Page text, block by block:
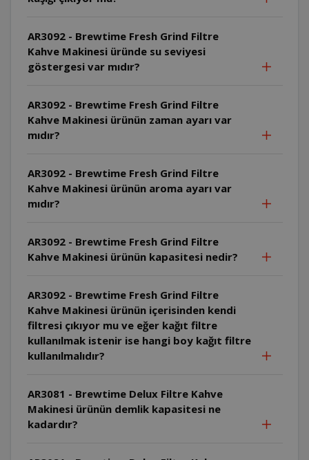
AR3092 - Brewtime Fresh Grind Filtre
Kahve Makinesi üründe su seviyesi
göstergesi var mıdır?
AR3092 - Brewtime Fresh Grind Filtre
Kahve Makinesi ürünün zaman ayarı var
mıdır?
AR3092 - Brewtime Fresh Grind Filtre
Kahve Makinesi ürünün aroma ayarı var
mıdır?
AR3092 - Brewtime Fresh Grind Filtre
Kahve Makinesi ürünün kapasitesi nedir?
AR3092 - Brewtime Fresh Grind Filtre
Kahve Makinesi ürünün içerisinden kendi
filtresi çıkıyor mu ve eğer kağıt filtre
kullanılmak istenir ise hangi boy kağıt filtre
kullanılmalıdır?
AR3081 - Brewtime Delux Filtre Kahve
Makinesi ürünün demlik kapasitesi ne
kadardır?